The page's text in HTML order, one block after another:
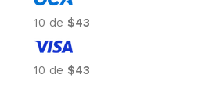
10 de $43
10 de $43